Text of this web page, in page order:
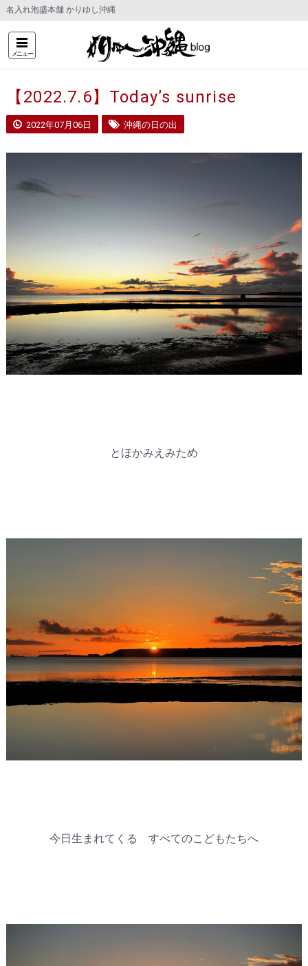
名入れ泡盛本舗 かりゆし沖縄
メニュー
【2022.7.6】Today’s sunrise
2022年07月06日 沖縄の日の出
とほかみえみため
今日生まれてくる すべてのこどもたちへ